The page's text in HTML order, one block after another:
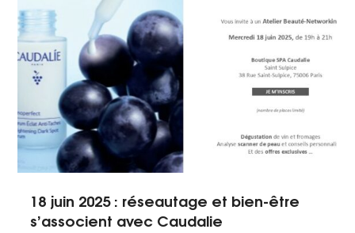
18 juin 2025 : réseautage et bien-être
s’associent avec Caudalie